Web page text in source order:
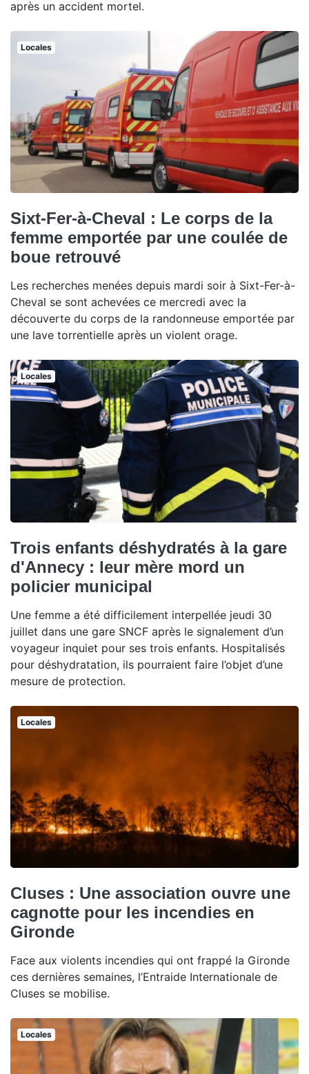
après un accident mortel.
Locales
Sixt-Fer-à-Cheval : Le corps de la
femme emportée par une coulée de
boue retrouvé
Les recherches menées depuis mardi soir à Sixt-Fer-à-
Cheval se sont achevées ce mercredi avec la
découverte du corps de la randonneuse emportée par
une lave torrentielle après un violent orage.
Locales
Trois enfants déshydratés à la gare
d'Annecy : leur mère mord un
policier municipal
Une femme a été difficilement interpellée jeudi 30
juillet dans une gare SNCF après le signalement d’un
voyageur inquiet pour ses trois enfants. Hospitalisés
pour déshydratation, ils pourraient faire l’objet d’une
mesure de protection.
Locales
Cluses : Une association ouvre une
cagnotte pour les incendies en
Gironde
Face aux violents incendies qui ont frappé la Gironde
ces dernières semaines, l’Entraide Internationale de
Cluses se mobilise.
Locales